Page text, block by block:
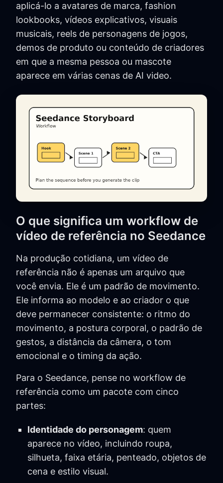
aplicá-lo a avatares de marca, fashion
lookbooks, vídeos explicativos, visuais
musicais, reels de personagens de jogos,
demos de produto ou conteúdo de criadores
em que a mesma pessoa ou mascote
aparece em várias cenas de AI video.
O que significa um workflow de
vídeo de referência no Seedance
Na produção cotidiana, um vídeo de
referência não é apenas um arquivo que
você envia. Ele é um padrão de movimento.
Ele informa ao modelo e ao criador o que
deve permanecer consistente: o ritmo do
movimento, a postura corporal, o padrão de
gestos, a distância da câmera, o tom
emocional e o timing da ação.
Para o Seedance, pense no workflow de
referência como um pacote com cinco
partes:
Identidade do personagem: quem
aparece no vídeo, incluindo roupa,
silhueta, faixa etária, penteado, objetos de
cena e estilo visual.